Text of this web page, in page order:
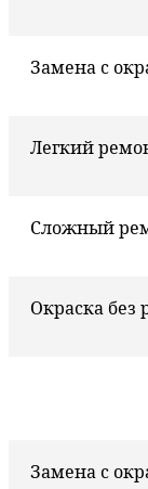
Замена с
Легкий
Сложный
Окраска без
Замена с